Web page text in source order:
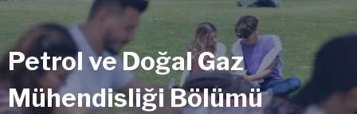
Petrol ve Doğal Gaz
Mühendisliği Bölümü